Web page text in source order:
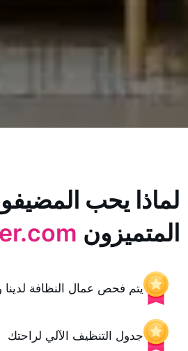
المضيفون
عمال النظافة لدينا والتحقق منها
التنظيف الآلي لراحتك